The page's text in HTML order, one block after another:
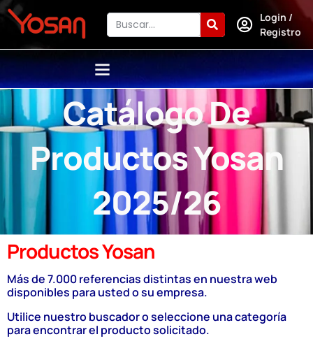
Login /
Registro
Catálogo De
Productos Yosan
2025/26
Productos Yosan
Más de 7.000 referencias distintas en nuestra web
disponibles para usted o su empresa.
Utilice nuestro buscador o seleccione una categoría
para encontrar el producto solicitado.